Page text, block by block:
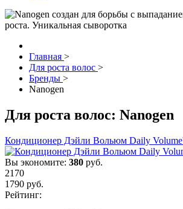
Главная >
Для роста волос >
Бренды >
Nanogen
Для роста волос: Nanogen
Кондиционер Дэйли Вольюм Daily
Вы экономите: 380 руб.
2170
1790 руб.
Рейтинг: